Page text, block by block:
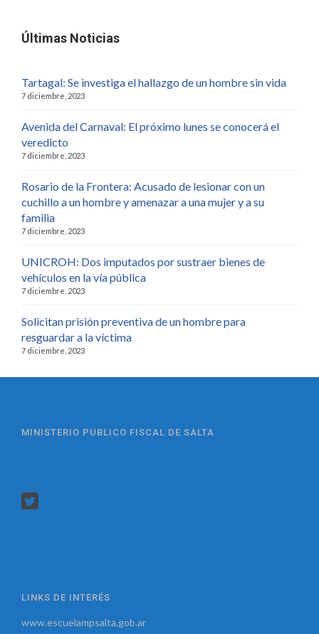
Últimas Noticias
Tartagal: Se investiga el hallazgo de un hombre sin vida
7 diciembre, 2023
Avenida del Carnaval: El próximo lunes se conocerá el
veredicto
7 diciembre, 2023
Rosario de la Frontera: Acusado de lesionar con un
cuchillo a un hombre y amenazar a una mujer y a su
familia
7 diciembre, 2023
UNICROH: Dos imputados por sustraer bienes de
vehículos en la vía pública
7 diciembre, 2023
Solicitan prisión preventiva de un hombre para
resguardar a la víctima
7 diciembre, 2023
MINISTERIO PUBLICO FISCAL DE SALTA
LINKS DE INTERÉS
www.escuelampsalta.gob.ar